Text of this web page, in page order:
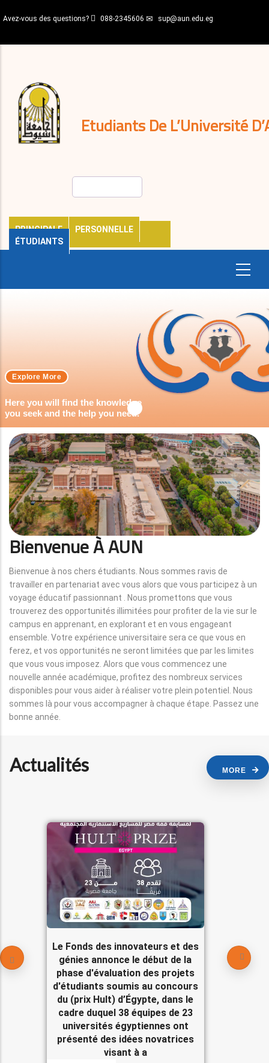
au
principal
Avez-vous des questions? 088-2345606 sup@aun.edu.eg
Etudiants De L’Université
PRINCIPALE
PERSONNELLE
ÉTUDIANTS
décisions
Expatriés
Journal
Here you will find the knowledge
you seek and the help you need.
Explore More
Bienvenue À AUN
Bienvenue à nos chers étudiants. Nous sommes ravis de
travailler en partenariat avec vous alors que vous participez à un
voyage éducatif passionnant . Nous promettons que vous
trouverez des opportunités illimitées pour profiter de la vie sur le
campus en apprenant, en explorant et en vous engageant
ensemble. Votre expérience universitaire sera ce que vous en
ferez, et vos opportunités ne seront limitées que par les limites
que vous vous imposez. Alors que vous commencez une
nouvelle année académique, profitez des nombreux services
disponibles pour vous aider à réaliser votre plein potentiel. Nous
sommes là pour vous accompagner à chaque étape. Passez une
bonne année.
Actualités MORE
Le Fonds des innovateurs et des
génies annonce le début de la
phase d'évaluation des projets
d'étudiants soumis au concours
du (prix Hult) d’Égypte, dans le
cadre duquel 38 équipes de 23
universités égyptiennes ont
présenté des idées novatrices
visant à a